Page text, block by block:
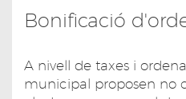
Bonificació
A nivell de taxes i
municipal proposen no